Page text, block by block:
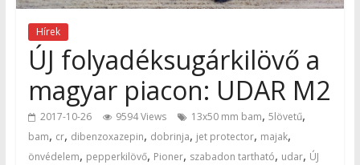
Hírek
ÚJ folyadéksugárkilövő a
magyar piacon: UDAR M2
2017-10-26 9594 Views 13x50 mm bam, 5lövetű,
bam, cr, dibenzoxazepin, dobrinja, jet protector, majak,
önvédelem, pepperkilövő, Pioner, szabadon tartható, udar, ÚJ